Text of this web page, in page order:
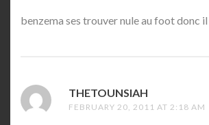
benzema ses trouver nule au foot donc il
THETOUNSIAH
FEBRUARY 20, 2011 AT 2:18 AM